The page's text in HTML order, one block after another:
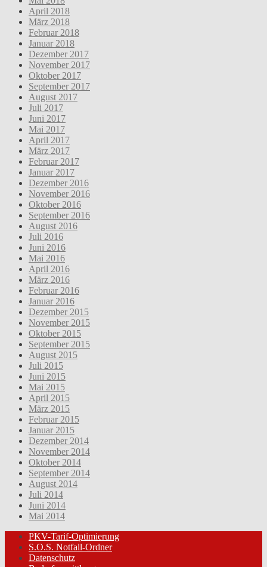
April 2018
März 2018
Februar 2018
Januar 2018
Dezember 2017
November 2017
Oktober 2017
September 2017
August 2017
Juli 2017
Juni 2017
Mai 2017
April 2017
März 2017
Februar 2017
Januar 2017
Dezember 2016
November 2016
Oktober 2016
September 2016
August 2016
Juli 2016
Juni 2016
Mai 2016
April 2016
März 2016
Februar 2016
Januar 2016
Dezember 2015
November 2015
Oktober 2015
September 2015
August 2015
Juli 2015
Juni 2015
Mai 2015
April 2015
März 2015
Februar 2015
Januar 2015
Dezember 2014
November 2014
Oktober 2014
September 2014
August 2014
Juli 2014
Juni 2014
Mai 2014
PKV-Tarif-Optimierung
S.O.S. Notfall-Ordner
Datenschutz